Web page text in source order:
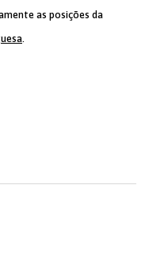
as posições da
.